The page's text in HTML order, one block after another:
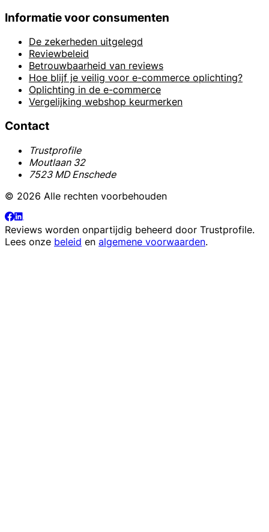
Informatie voor consumenten
De zekerheden uitgelegd
Reviewbeleid
Betrouwbaarheid van reviews
Hoe blijf je veilig voor e-commerce oplichting?
Oplichting in de e-commerce
Vergelijking webshop keurmerken
Contact
Trustprofile
Moutlaan 32
7523 MD Enschede
© 2026 Alle rechten voorbehouden
Reviews worden onpartijdig beheerd door Trustprofile.
Lees onze beleid en algemene voorwaarden.